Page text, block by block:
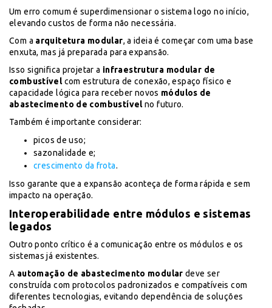
Um erro comum é superdimensionar o sistema logo no início,
elevando custos de forma não necessária.
Com a arquitetura modular, a ideia é começar com uma base
enxuta, mas já preparada para expansão.
Isso significa projetar a infraestrutura modular de
combustívelcom estrutura de conexão, espaço físico e
capacidade lógica para receber novos módulos de
abastecimento de combustívelno futuro.
Também é importante considerar:
picos de uso;
sazonalidade e;
crescimento da frota.
Isso garante que a expansão aconteça de forma rápida e sem
impacto na operação.
Interoperabilidade entre módulos e sistemas
legados
Outro ponto crítico é a comunicação entre os módulos e os
sistemas já existentes.
A automação de abastecimento modular deve ser
construída com protocolos padronizados e compatíveis com
diferentes tecnologias, evitando dependência de soluções